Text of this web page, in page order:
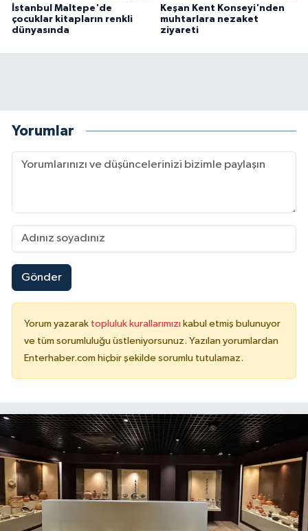
İstanbul Maltepe'de
çocuklar kitapların renkli
dünyasında
Keşan Kent Konseyi'nden
muhtarlara nezaket
ziyareti
Yorumlar
Gönder
Yorum yazarak topluluk kurallarımızı kabul etmiş bulunuyor
ve tüm sorumluluğu üstleniyorsunuz. Yazılan yorumlardan
Enterhaber.com hiçbir şekilde sorumlu tutulamaz.